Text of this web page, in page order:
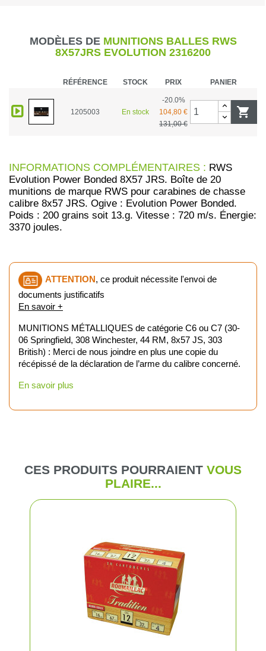
MODÈLES DEMUNITIONS BALLES RWS
8X57JRS EVOLUTION 2316200
RÉFÉRENCE STOCK PRIX PANIER
1205003 En stock
-20.0%
104,80 €
131,00 €

INFORMATIONS COMPLÉMENTAIRES : RWS
Evolution Power Bonded 8X57 JRS. Boîte de 20
munitions de marque RWS pour carabines de chasse
calibre 8x57 JRS. Ogive : Evolution Power Bonded.
Poids : 200 grains soit 13.g. Vitesse : 720 m/s. Énergie:
3370 joules.
ATTENTION, ce produit nécessite l'envoi de
documents justificatifs
En savoir +
MUNITIONS MÉTALLIQUES de catégorie C6 ou C7 (30-
06 Springfield, 308 Winchester, 44 RM, 8x57 JS, 303
British) : Merci de nous joindre en plus une copie du
récépissé de la déclaration de l’arme du calibre concerné.
En savoir plus
CES PRODUITS POURRAIENT VOUS
PLAIRE...